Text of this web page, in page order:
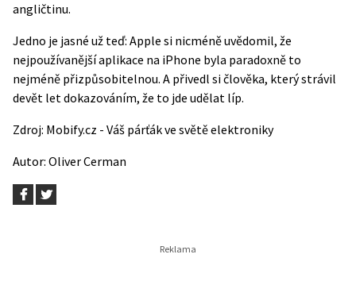
angličtinu.
Jedno je jasné už teď: Apple si nicméně uvědomil, že
nejpoužívanější aplikace na iPhone byla paradoxně to
nejméně přizpůsobitelnou. A přivedl si člověka, který strávil
devět let dokazováním, že to jde udělat líp.
Zdroj: Mobify.cz - Váš párťák ve světě elektroniky
Autor: Oliver Cerman